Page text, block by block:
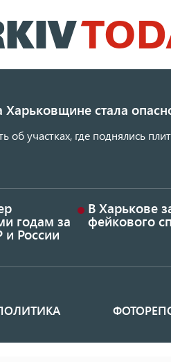
к
основному
стала
об участках, где поднялись
годам за
и России
В Харькове
фейкового